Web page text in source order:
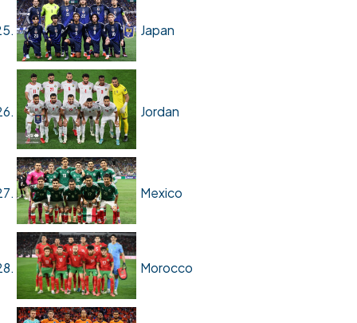
Japan
Jordan
Mexico
Morocco